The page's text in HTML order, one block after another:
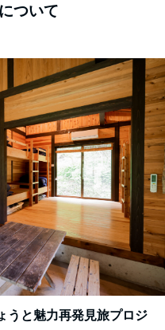
ついて
うと魅力再発見旅プロジ